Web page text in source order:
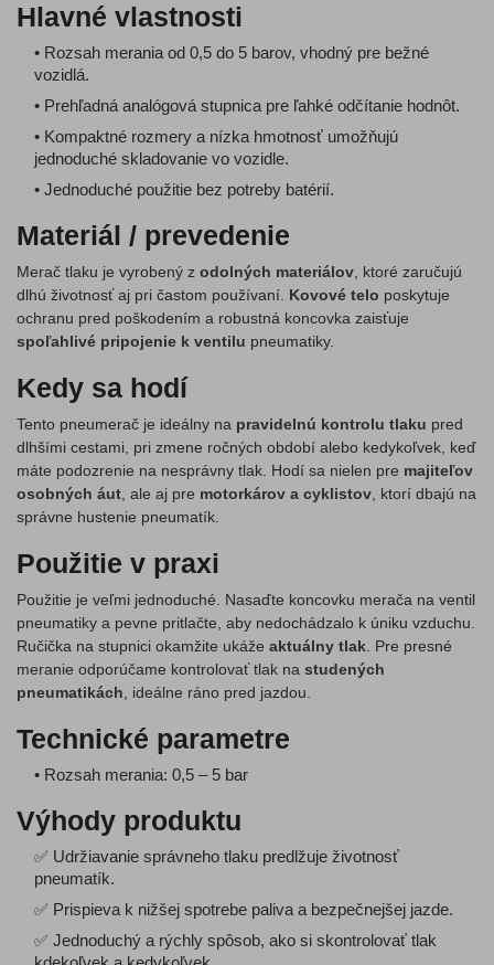
Hlavné vlastnosti
• Rozsah merania od 0,5 do 5 barov, vhodný pre bežné
vozidlá.
• Prehľadná analógová stupnica pre ľahké odčítanie hodnôt.
• Kompaktné rozmery a nízka hmotnosť umožňujú
jednoduché skladovanie vo vozidle.
• Jednoduché použitie bez potreby batérií.
Materiál / prevedenie
Merač tlaku je vyrobený z odolných materiálov , ktoré zaručujú
dlhú životnosť aj pri častom používaní. Kovové telo poskytuje
ochranu pred poškodením a robustná koncovka zaisťuje
spoľahlivé pripojenie k ventilu pneumatiky.
Kedy sa hodí
Tento pneumerač je ideálny na pravidelnú kontrolu tlaku pred
dlhšími cestami, pri zmene ročných období alebo kedykoľvek, keď
máte podozrenie na nesprávny tlak. Hodí sa nielen pre majiteľov
osobných áut , ale aj pre motorkárov a cyklistov , ktorí dbajú na
správne hustenie pneumatík.
Použitie v praxi
Použitie je veľmi jednoduché. Nasaďte koncovku merača na ventil
pneumatiky a pevne pritlačte, aby nedochádzalo k úniku vzduchu.
Ručička na stupnici okamžite ukáže aktuálny tlak . Pre presné
meranie odporúčame kontrolovať tlak na studených
pneumatikách , ideálne ráno pred jazdou.
Technické parametre
• Rozsah merania: 0,5 – 5 bar
Výhody produktu
✅ Udržiavanie správneho tlaku predlžuje životnosť
pneumatík.
✅ Prispieva k nižšej spotrebe paliva a bezpečnejšej jazde.
✅ Jednoduchý a rýchly spôsob, ako si skontrolovať tlak